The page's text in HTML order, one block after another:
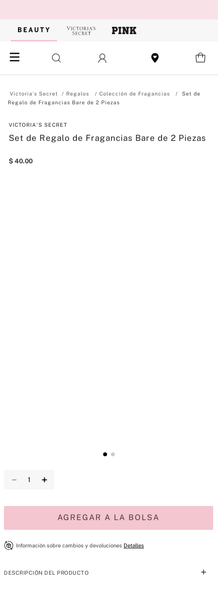
Regalos Colección de Fragancias
Set de
Regalo de Fragancias Bare de 2 Piezas
VICTORIA'S SECRET
Set de Regalo de Fragancias Bare de 2 Piezas
$ 40.00
＋
－
AGREGAR A LA BOLSA
Información sobre cambios y devoluciones Detalles
DESCRIPCIÓN DEL PRODUCTO